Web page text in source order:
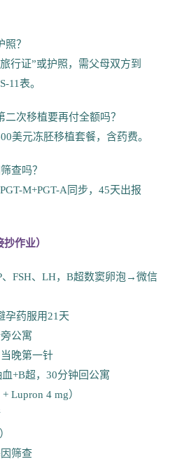
？
行证”或护照，需父母双方到
11表。
次移植要再付全额吗？
美元冻胚移植套餐，含药费。
查吗？
M+PGT-A同步，45天出报
作业）
、FSH、LH，B超数窦卵泡→微信
孕药服用21天
公寓
晚第一针
+B超，30分钟回公寓
Lupron 4 mg）
筛查